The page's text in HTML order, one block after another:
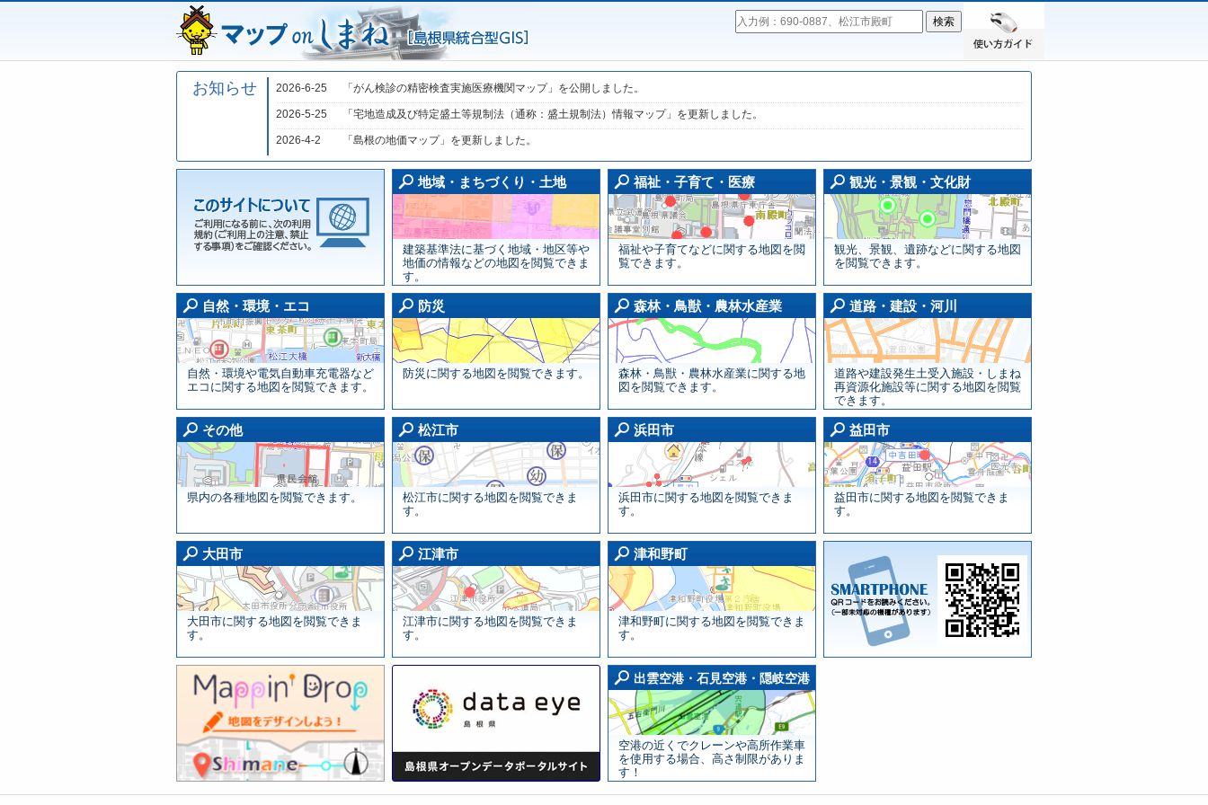
お知らせ 2026-6-25 「がん検診の精密検査実施医療機関マップ」を公開しました。
2026-5-25 「宅地造成及び特定盛土等規制法（通称：盛土規制法）情報マップ」を更新しました。
2026-4-2 「島根の地価マップ」を更新しました。
地域・まちづくり・土地
建築基準法に基づく地域・地区等や
地価の情報などの地図を閲覧できま
す。
地域・まちづくり・土地画面
福祉・子育て・医療
福祉や子育てなどに関する地図を閲
覧できます。
福祉・子育て・医療画面
観光・景観・文化財
観光、景観、遺跡などに関する地図
を閲覧できます。
自然・環境・エコ
自然・環境や電気自動車充電器など
エコに関する地図を閲覧できます。
自然・環境・エコ画面
防災
防災に関する地図を閲覧できます。
防災画面森林・鳥獣・農林水産業
森林・鳥獣・農林水産業に関する地
図を閲覧できます。
森林・鳥獣・農林水産業画面
道路・建設・河川
道路や建設発生土受入施設・しまね
再資源化施設等に関する地図を閲覧
できます。
その他
県内の各種地図を閲覧できます。
その他画面松江市
松江市に関する地図を閲覧できま
す。
松江市画面浜田市
浜田市に関する地図を閲覧できま
す。
浜田市画面益田市
益田市に関する地図を閲覧できま
す。
大田市
大田市に関する地図を閲覧できま
す。
大田市画面江津市
江津市に関する地図を閲覧できま
す。
江津市画面津和野町
津和野町に関する地図を閲覧できま
す。
出雲空港・石見空港・隠岐空港
空港の近くでクレーンや高所作業車
を使用する場合、高さ制限がありま
す！